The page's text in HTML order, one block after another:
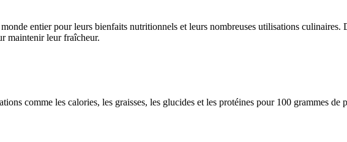
entier pour leurs bienfaits nutritionnels et leurs nombreuses utilisations culinaires.
maintenir leur fraîcheur.
comme les calories, les graisses, les glucides et les protéines pour 100 grammes de